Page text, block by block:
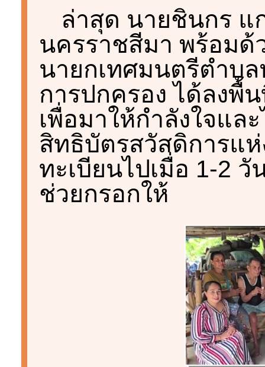
ล่าสุด นายชินกร แ
นครราชสีมา พร้อมด้
นายกเทศมนตรีตำบล
การปกครอง ได้ลง
เพื่อมาให้กำลังใจแ
สิทธิบัตรสวัสดิการแห่
ทะเบียนไปเมื่อ 1-2
ช่วยกรอกให้